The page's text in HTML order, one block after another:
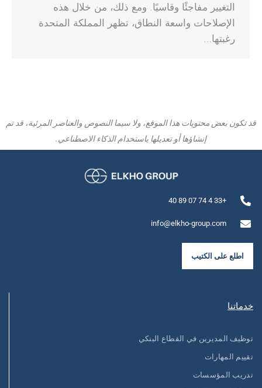
التغيير مفاجئًا وقاسيًا. ومع ذلك، من خلال هذه
الإصلاحات واسعة النطاق، تظهر المملكة المتحدة
رغبتها…
قد تكون بعض محتويات هذا الموقع، ولا سيما النصوص والعناصر المرئية، قد تم
إنشاؤها أو تعديلها باستخدام الذكاء الاصطناعي.
+33 4 74 07 89 40
info@elkho-group.com
اطلع على الكتيب
خدماتنا
توظيف المديرين في القطاع البنكي
تقييم المهارات
تدريب المؤسسات